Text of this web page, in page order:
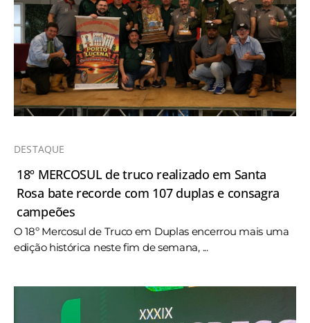
DESTAQUE
18º MERCOSUL de truco realizado em Santa
Rosa bate recorde com 107 duplas e consagra
campeões
O 18º Mercosul de Truco em Duplas encerrou mais uma
edição histórica neste fim de semana, ...